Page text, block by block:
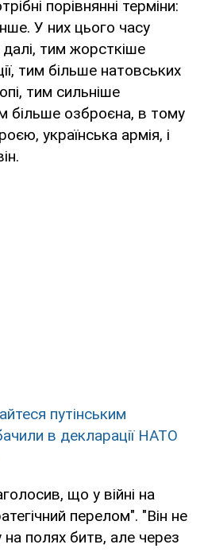
порівнянні терміни:
У них цього часу
тим жорсткіше
тим більше натовських
тим сильніше
більше озброєна, в тому
українська армія, і
путінським
в декларації НАТО
що у війні на
перелом". "Він не
полях битв, але через